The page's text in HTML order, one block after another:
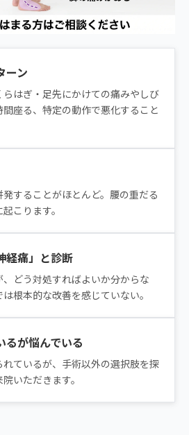
ーン
はぎ・足先にかけての痛みやしび
座る、特定の動作で悪化すること
することがほとんど。腰の重だる
こります。
経痛」と診断
どう対処すればよいか分からな
根本的な改善を感じていない。
るが悩んでいる
ているが、手術以外の選択肢を探
いただきます。